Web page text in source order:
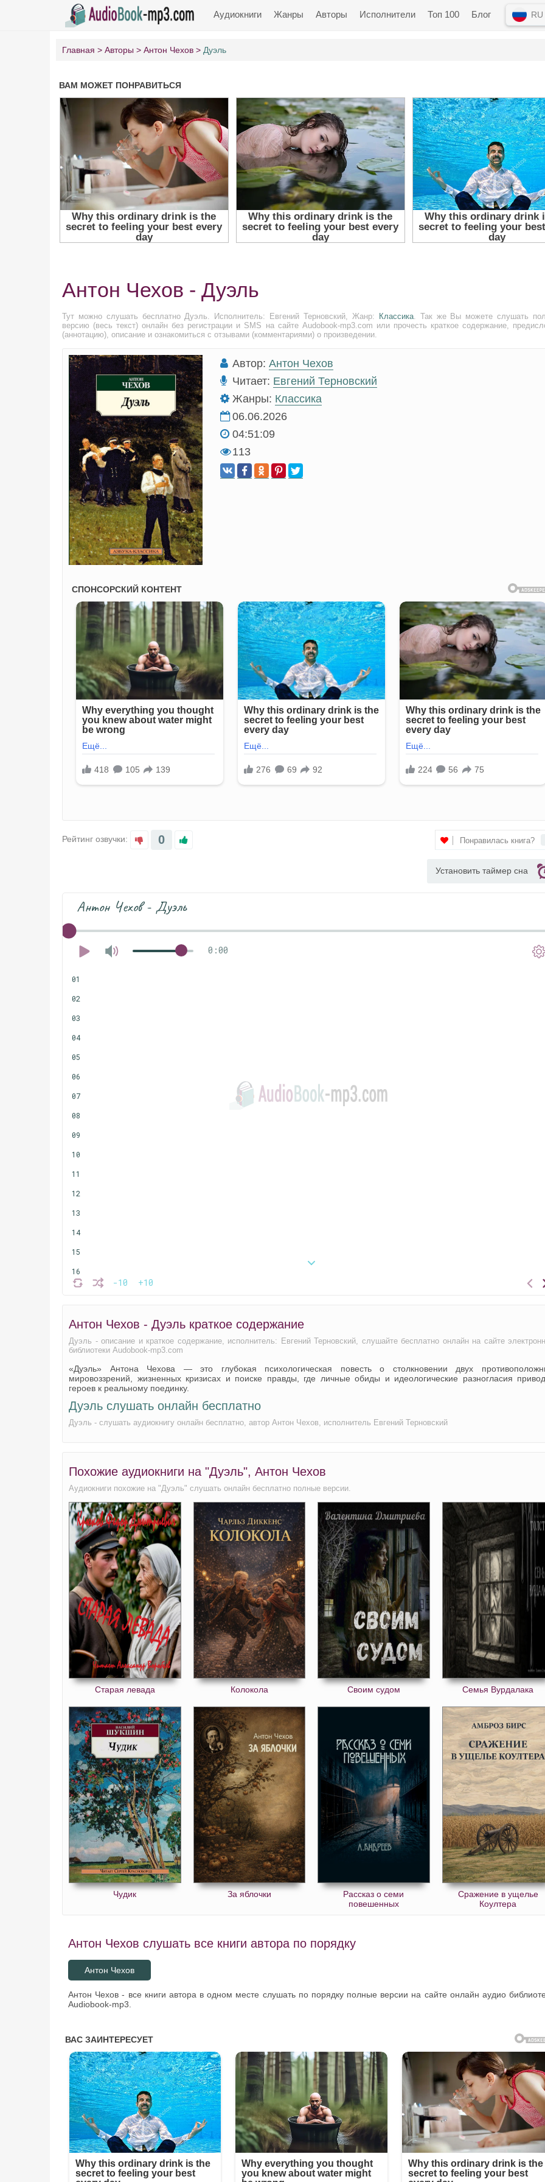
Аудиокниги Жанры Авторы Исполнители Топ 100 Блог RU
Главная Авторы Антон Чехов Дуэль
Антон Чехов - Дуэль
Тут можно слушать бесплатно Дуэль. Исполнитель: Евгений Терновский, Жанр: Классика. Так же Вы можете слушать
версию (весь текст) онлайн без регистрации и SMS на сайте Audobook-mp3.com или прочесть краткое содержание,
(аннотацию), описание и ознакомиться с отзывами (комментариями) о произведении.
Автор: Антон Чехов
Читает: Евгений Терновский
Жанры: Классика
06.06.2026
04:51:09
113
Рейтинг озвучки: 0 Понравилась книга?
Установить таймер сна
Антон Чехов - Дуэль
0:00
-10 +10
01
02
03
04
05
06
07
08
09
10
11
12
13
14
15
16
17
19
20
21
Антон Чехов - Дуэль краткое содержание
Дуэль - описание и краткое содержание, исполнитель: Евгений Терновский, слушайте бесплатно онлайн на сайте
библиотеки Audobook-mp3.com
«Дуэль» Антона Чехова — это глубокая психологическая повесть о столкновении двух
мировоззрений, жизненных кризисах и поиске правды, где личные обиды и идеологические разногласия
героев к реальному поединку.
Дуэль слушать онлайн бесплатно
Дуэль - слушать аудиокнигу онлайн бесплатно, автор Антон Чехов, исполнитель Евгений Терновский
Похожие аудиокниги на "Дуэль", Антон Чехов
Аудиокниги похожие на "Дуэль" слушать онлайн бесплатно полные версии.
Старая левада Колокола Своим судом Семья Вурдалака
Чудик За яблочки
Рассказ о семи
повешенных
Сражение в ущелье
Коултера
Антон Чехов слушать все книги автора по порядку
Антон Чехов
Антон Чехов - все книги автора в одном месте слушать по порядку полные версии на сайте онлайн аудио
Audiobook-mp3.